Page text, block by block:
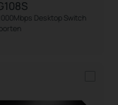
Desktop Switch